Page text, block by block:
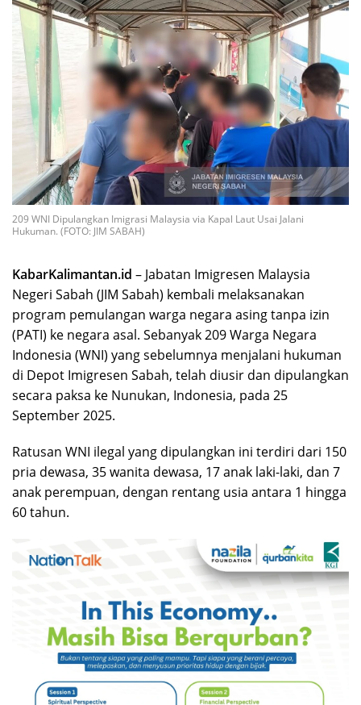
209 WNI Dipulangkan Imigrasi Malaysia via Kapal Laut Usai Jalani
Hukuman. (FOTO: JIM SABAH)
KabarKalimantan.id – Jabatan Imigresen Malaysia
Negeri Sabah (JIM Sabah) kembali melaksanakan
program pemulangan warga negara asing tanpa izin
(PATI) ke negara asal. Sebanyak 209 Warga Negara
Indonesia (WNI) yang sebelumnya menjalani hukuman
di Depot Imigresen Sabah, telah diusir dan dipulangkan
secara paksa ke Nunukan, Indonesia, pada 25
September 2025.
Ratusan WNI ilegal yang dipulangkan ini terdiri dari 150
pria dewasa, 35 wanita dewasa, 17 anak laki-laki, dan 7
anak perempuan, dengan rentang usia antara 1 hingga
60 tahun.